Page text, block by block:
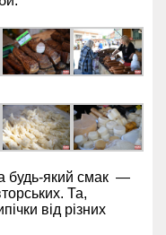
будь-який смак —
Та,
від різних